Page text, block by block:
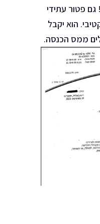
הכנסה החל משנת 2014! גם פטור עתידי
הוא יקבל
ממס הכנסה.